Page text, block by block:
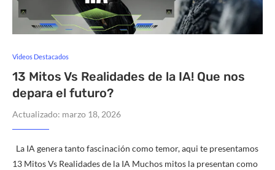
Videos Destacados
13 Mitos Vs Realidades de la IA! Que nos
depara el futuro?
Actualizado: marzo 18, 2026
La IA genera tanto fascinación como temor, aqui te presentamos
13 Mitos Vs Realidades de la IA Muchos mitos la presentan como